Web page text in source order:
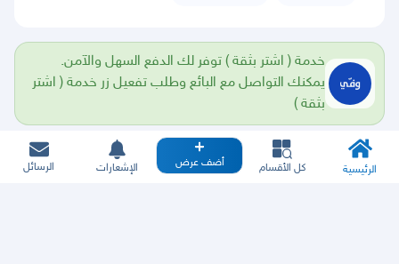
خدمة ( اشتر بثقة ) توفر لك الدفع السهل والآمن.
يمكنك التواصل مع البائع وطلب تفعيل زر خدمة ( اشتر
بثقة )
الرئيسية كل الأقسام أضف عرض الإشعارات الرسائل